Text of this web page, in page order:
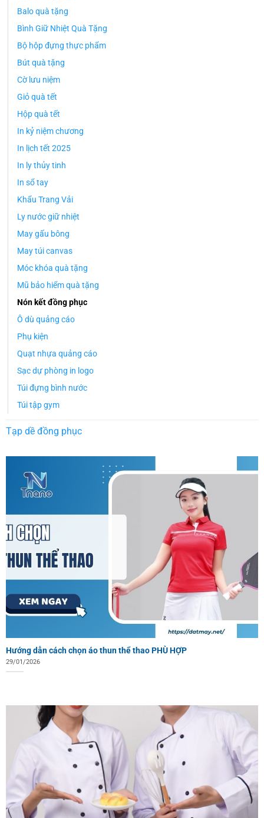
Balo quà tặng
Bình Giữ Nhiệt Quà Tặng
Bộ hộp đựng thực phẩm
Bút quà tặng
Cờ lưu niệm
Giỏ quà tết
Hộp quà tết
In kỷ niệm chương
In lịch tết 2025
In ly thủy tinh
In sổ tay
Khẩu Trang Vải
Ly nước giữ nhiệt
May gấu bông
May túi canvas
Móc khóa quà tặng
Mũ bảo hiểm quà tặng
Nón kết đồng phục
Ô dù quảng cáo
Phụ kiện
Quạt nhựa quảng cáo
Sạc dự phòng in logo
Túi đựng bình nước
Túi tập gym
Tạp dề đồng phục
Hướng dẫn cách chọn áo thun thể thao PHÙ HỢP
29/01/2026